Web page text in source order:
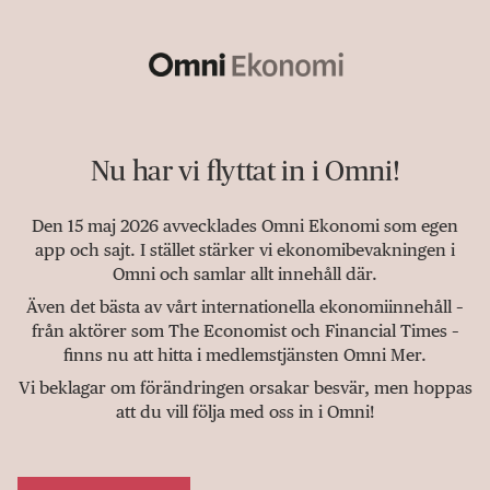
Nu har vi flyttat in i Omni!
Den 15 maj 2026 avvecklades Omni Ekonomi som egen
app och sajt. I stället stärker vi ekonomibevakningen i
Omni och samlar allt innehåll där.
Även det bästa av vårt internationella ekonomiinnehåll –
från aktörer som The Economist och Financial Times –
finns nu att hitta i medlemstjänsten Omni Mer.
Vi beklagar om förändringen orsakar besvär, men hoppas
att du vill följa med oss in i Omni!